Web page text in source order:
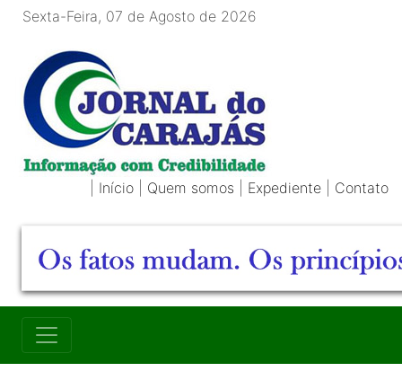
Sexta-Feira, 07 de Agosto de 2026
Início Quem somos Expediente Contato